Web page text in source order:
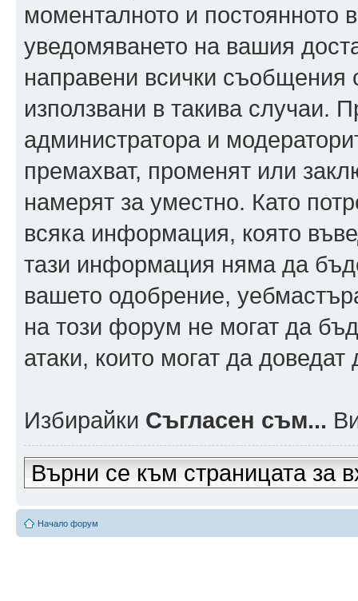
моменталното и постоянното
уведомяването на вашия
направени всички съобщения
използвани в такива случаи.
администратора и
премахват, променят или
намерят за уместно. Като
всяка информация, която
тази информация няма да
вашето одобрение,
на този форум не могат да
атаки, които могат да
Избирайки Съгласен съм...
Върни се към страницата за
Начало форум